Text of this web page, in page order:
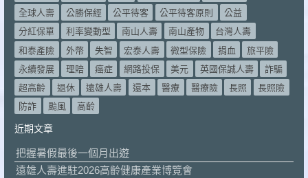
全球人壽
公勝保經 公平待客 公平待客原則
公益
分紅保單
利率變動型 南山人壽 南山產物
台灣人壽
和泰產險
外幣 失智 宏泰人壽 微型保險 捐血
旅平險
永續發展
理賠 癌症 網路投保 美元 英國保誠人壽
詐騙
超高齡
退休 遠雄人壽 還本 醫療 醫療險 長照
長照險
防詐
颱風 高齡
近期文章
把握暑假最後一個月出遊
遠雄人壽進駐2026高齡健康產業博覽會